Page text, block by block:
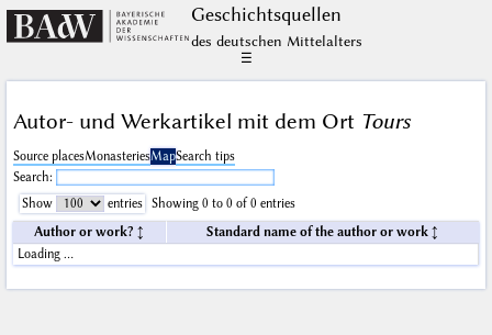
Geschichts­quellen
des deutschen Mittelalters
☰
Autor- und Werkartikel mit dem Ort Tours
Source placesMonasteriesMapSearch tips
Search:
Show
entries
Showing 0 to 0 of 0 entries
Author or work?
Standard name of the author or work
Loading …